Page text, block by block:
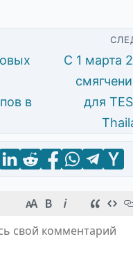
в
С 1 марта
для